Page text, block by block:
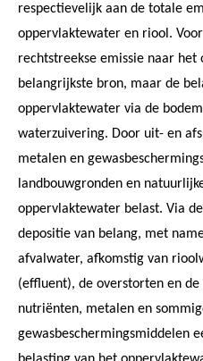
respectievelijk aan de totale
oppervlaktewater en riool.
rechtstreekse emissie naar
belangrijkste bron, maar de
oppervlaktewater via de
waterzuivering. Door uit- en
metalen en
landbouwgronden en
oppervlaktewater belast. Via
depositie van belang, met
afvalwater, afkomstig van
(effluent), de overstorten en
nutriënten, metalen en
gewasbeschermingsmiddelen